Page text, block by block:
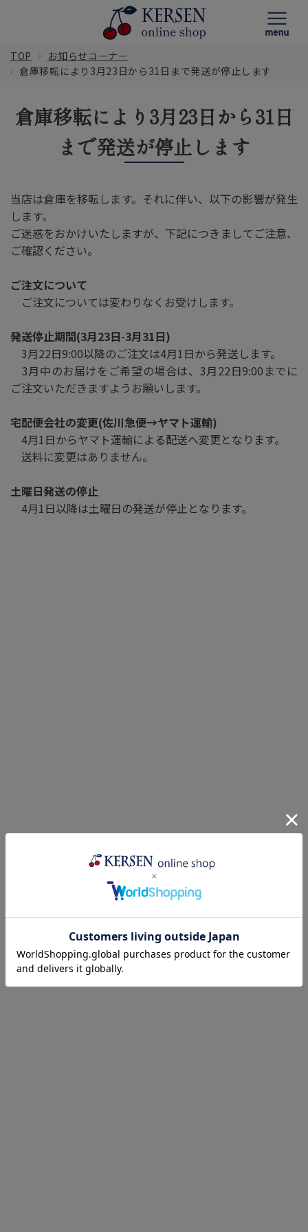
TOP
お知らせコーナー
倉庫移転により3月23日から31日まで発送が停止します
倉庫移転により3月23日から31日
まで発送が停止します
当店は倉庫を移転します。それに伴い、以下の影響が発生
します。
ご迷惑をおかけいたしますが、下記につきましてご注意、
ご確認ください。
ご注文について
ご注文については変わりなくお受けします。
発送停止期間(3月23日-3月31日)
3月22日9:00以降のご注文は4月1日から発送します。
3月中のお届けをご希望の場合は、3月22日9:00までに
ご注文いただきますようお願いします。
宅配便会社の変更(佐川急便→ヤマト運輸)
4月1日からヤマト運輸による配送へ変更となります。
送料に変更はありません。
土曜日発送の停止
4月1日以降は土曜日の発送が停止となります。